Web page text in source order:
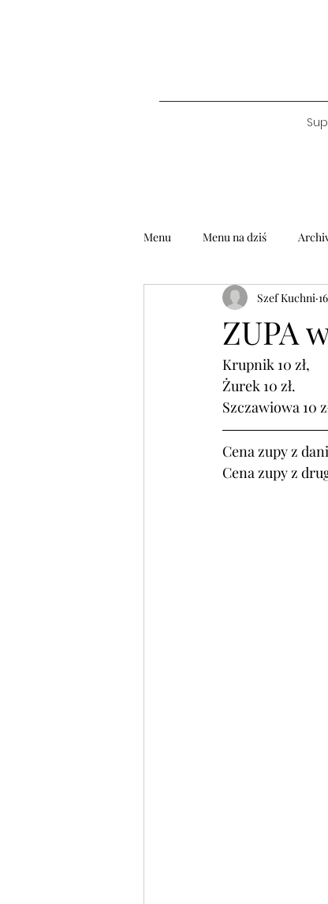
Menu Menu na dziś
ZUPA
Szef Kuchni
Krupnik 10 zł,
Żurek 10 zł.
Szczawiowa 10
Cena zupy z
Cena zupy z